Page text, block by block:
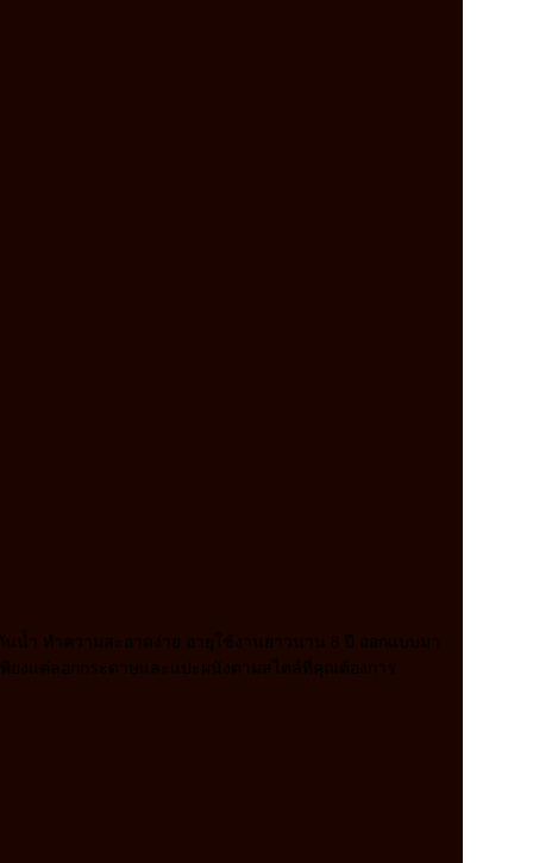
น้ำ ทำความสะอาดง่าย อายุใช้งานยาวนาน 8 ปี ออกแบบมา
ยงแค่ลอกกระดาษและแปะผนังตามสไตล์ที่คุณต้องการ